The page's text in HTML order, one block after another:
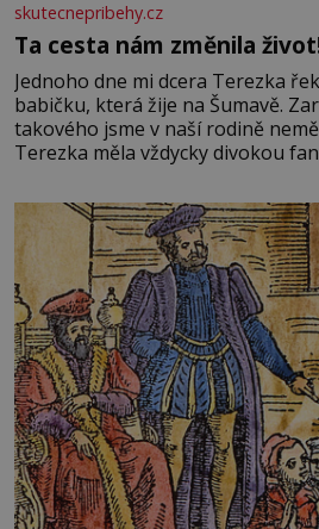
skutecnepribehy.cz
Ta cesta nám změnila
Jednoho dne mi dcera Terezka
babičku, která žije na Šumavě.
takového jsme v naší rodině
Terezka měla vždycky divokou
zdálo o jednorožcích, krásných
rytířích a létajících dracích.